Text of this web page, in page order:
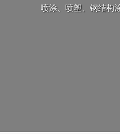
喷涂、喷塑、钢结构